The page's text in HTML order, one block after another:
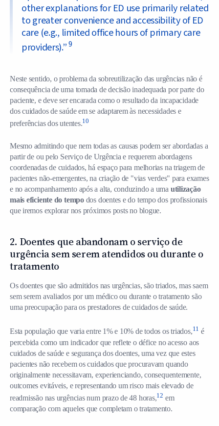
other explanations for ED use primarily related
to greater convenience and accessibility of ED
care (e.g., limited office hours of primary care
providers).”9
Neste sentido, o problema da sobreutilização das urgências não é
consequência de uma tomada de decisão inadequada por parte do
paciente, e deve ser encarada como o resultado da incapacidade
dos cuidados de saúde em se adaptarem às necessidades e
preferências dos utentes.10
Mesmo admitindo que nem todas as causas podem ser abordadas a
partir de ou pelo Serviço de Urgência e requerem abordagens
coordenadas de cuidados, há espaço para melhorias na triagem de
pacientes não-emergentes, na criação de "vias verdes" para exames
e no acompanhamento após a alta, conduzindo a uma utilização
mais eficiente do tempodos doentes e do tempo dos profissionais
que iremos explorar nos próximos posts no blogue.
2. Doentes que abandonam o serviço de
urgência sem serem atendidos ou durante o
tratamento
Os doentes que são admitidos nas urgências, são triados, mas saem
sem serem avaliados por um médico ou durante o tratamento são
uma preocupação para os prestadores de cuidados de saúde.
Esta população que varia entre 1% e 10% de todos os triados,11 é
percebida como um indicador que reflete o défice no acesso aos
cuidados de saúde e segurança dos doentes, uma vez que estes
pacientes não recebem os cuidados que procuravam quando
originalmente necessitavam, experienciando, consequentemente,
outcomes evitáveis, e representando um risco mais elevado de
readmissão nas urgências num prazo de 48 horas,12 em
comparação com aqueles que completam o tratamento.